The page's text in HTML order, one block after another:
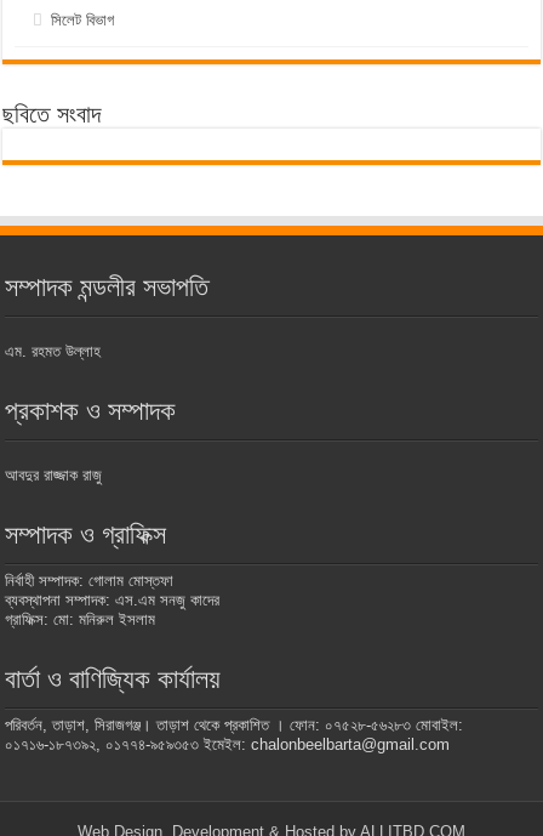
সিলেট বিভাগ
ছবিতে সংবাদ
সম্পাদক মন্ডলীর সভাপতি
এম. রহমত উল্লাহ
প্রকাশক ও সম্পাদক
আবদুর রাজ্জাক রাজু
সম্পাদক ও গ্রাফিক্স
নির্বাহী সম্পাদক: গোলাম মোস্তফা
ব্যবস্থাপনা সম্পাদক: এস.এম সনজু কাদের
গ্রাফিক্স: মো: মনিরুল ইসলাম
বার্তা ও বাণিজ্যিক কার্যালয়
পরিবর্তন, তাড়াশ, সিরাজগঞ্জ। তাড়াশ থেকে প্রকাশিত । ফোন: ০৭৫২৮-৫৬২৮৩ মোবাইল:
০১৭১৬-১৮৭৩৯২, ০১৭৭৪-৯৫৯৩৫৩ ইমেইল: chalonbeelbarta@gmail.com
Web Design, Development & Hosted by ALLITBD.COM